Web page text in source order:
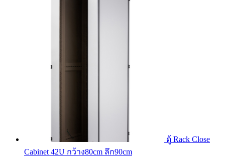
ตู้ Rack Close
Cabinet 42U กว้าง80cm ลึก90cm